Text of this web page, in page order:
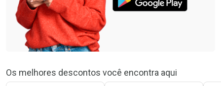
Os melhores descontos você encontra aqui